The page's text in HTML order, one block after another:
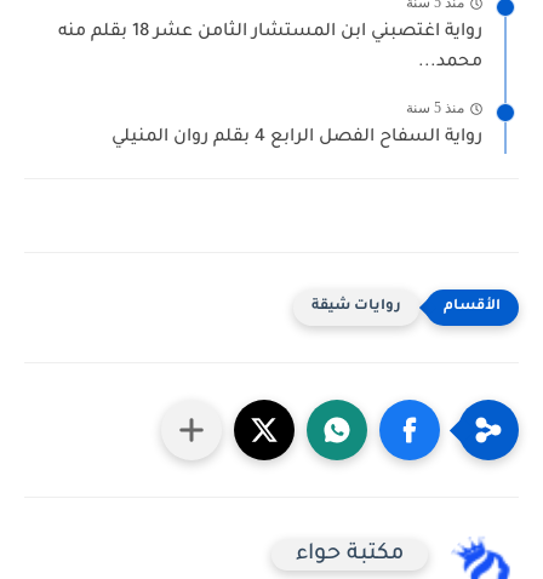
رواية اغتصبني ابن المستشار الثامن عشر 18 بقلم منه
محمد...
منذ 5 سنة
رواية السفاح الفصل الرابع 4 بقلم روان المنيلي
روايات شيقة
مكتبة حواء